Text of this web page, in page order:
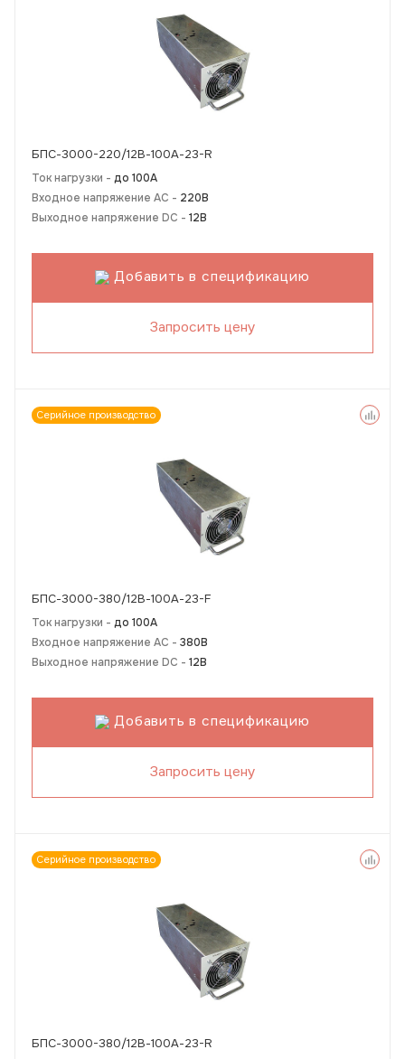
БПС-3000-220/12В-100А-23-R
Ток нагрузки - до 100А
Входное напряжение AC - 220В
Выходное напряжение DC - 12В
Добавить в спецификацию
Запросить цену
Серийное производство
БПС-3000-380/12В-100А-23-F
Ток нагрузки - до 100А
Входное напряжение AC - 380В
Выходное напряжение DC - 12В
Добавить в спецификацию
Запросить цену
Серийное производство
БПС-3000-380/12В-100А-23-R